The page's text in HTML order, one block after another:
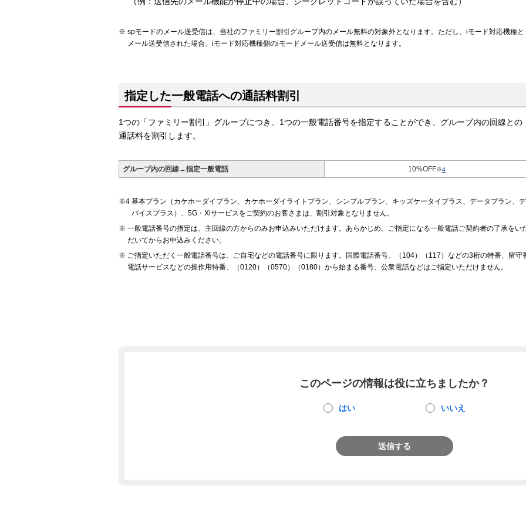
spモードのメール送受信は、当社のファミリー割引グループ内のメール無料の対象外となります。ただし、iモード対応機種と
メール送受信された場合、iモード対応機種側のiモードメール送受信は無料となります。
指定した一般電話への通話料割引
1つの「ファミリー割引」グループにつき、1つの一般電話番号を指定することができ、グループ内の回線との
通話料を割引します。
グループ内の回線→指定一般電話 10%OFF※4
基本プラン（カケホーダイプラン、カケホーダイライトプラン、シンプルプラン、キッズケータイプラス、データプラン、デ
バイスプラス）、5G・Xiサービスをご契約のお客さまは、割引対象となりません。
一般電話番号の指定は、主回線の方からのみお申込みいただけます。あらかじめ、ご指定になる一般電話ご契約者の了承をい
だいてからお申込みください。
ご指定いただく一般電話番号は、ご自宅などの電話番号に限ります。国際電話番号、（104）（117）などの3桁の特番、留守
電話サービスなどの操作用特番、（0120）（0570）（0180）から始まる番号、公衆電話などはご指定いただけません。
このページの情報は役に立ちましたか？
はい いいえ
送信する